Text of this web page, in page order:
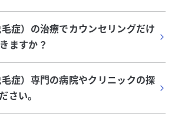
症）の治療でカウンセリングだけ
ますか？
症）専門の病院やクリニックの探
さい。